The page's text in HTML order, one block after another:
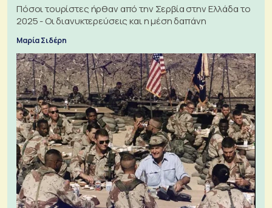
Πόσοι τουρίστες ήρθαν από την Σερβία στην Ελλάδα το
2025 - Οι διανυκτερεύσεις και η μέση δαπάνη
Μαρία Σιδέρη